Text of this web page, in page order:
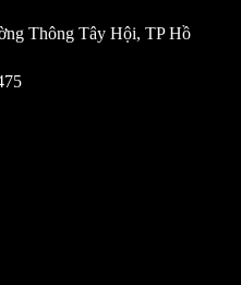
Thông Tây Hội, TP Hồ